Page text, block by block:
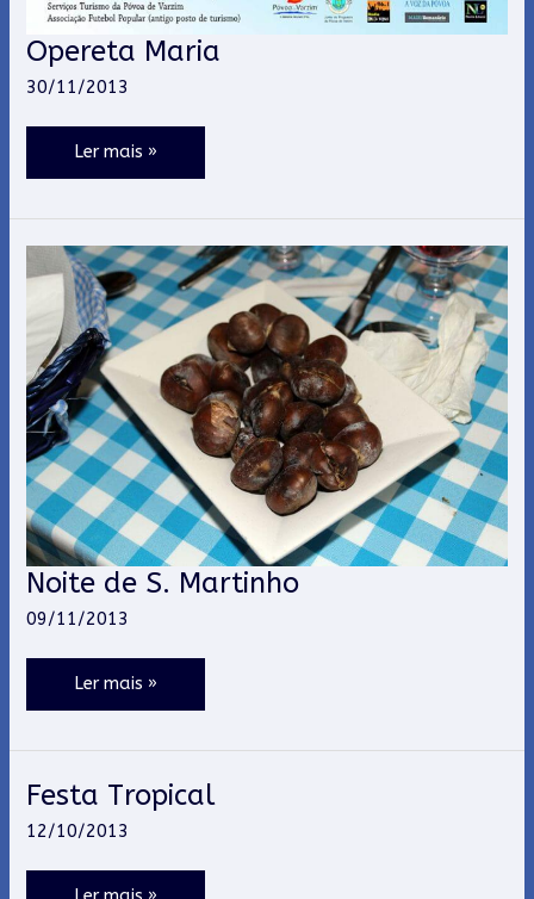
Opereta Maria
30/11/2013
Opereta
Maria
Ler mais »
Noite de S. Martinho
09/11/2013
Noite
de
Martinho
Ler mais »
Festa Tropical
12/10/2013
Festa
Tropical